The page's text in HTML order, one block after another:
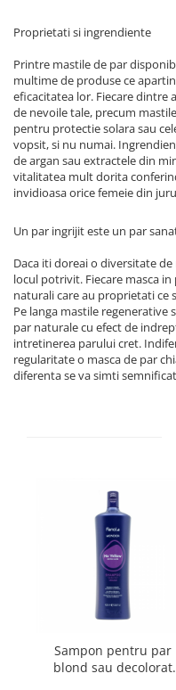
Proprietati si ingrendiente
Printre mastile de par
multime de produse ce
eficacitatea lor. Fiecare dintre
de nevoile tale, precum
pentru protectie solara sau
vopsit, si nu numai.
de argan sau extractele din
vitalitatea mult dorita
invidioasa orice femeie din
Un par ingrijit este un par
Daca iti doreai o diversitate
locul potrivit. Fiecare masca
naturali care au proprietati ce
Pe langa mastile regenerative
par naturale cu efect de
intretinerea parului cret.
regularitate o masca de par
diferenta se va simti
Sampon pentru par
blond sau decolorat